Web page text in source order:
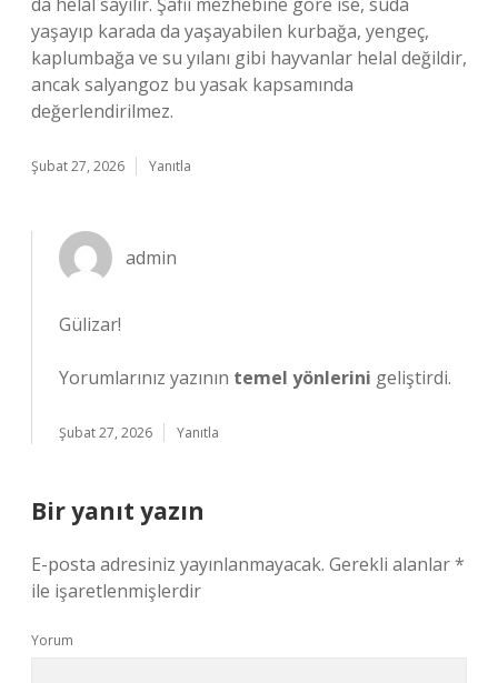
yaşayıp karada da yaşayabilen kurbağa, yengeç,
kaplumbağa ve su yılanı gibi hayvanlar helal değildir,
ancak salyangoz bu yasak kapsamında
değerlendirilmez.
Şubat 27, 2026 Yanıtla
admin
Gülizar!
Yorumlarınız yazının temel yönlerini geliştirdi.
Şubat 27, 2026 Yanıtla
Bir yanıt yazın
E-posta adresiniz yayınlanmayacak. Gerekli alanlar*
ile işaretlenmişlerdir
Yorum